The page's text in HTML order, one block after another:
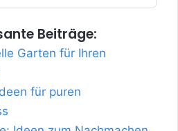
Beiträge:
Garten für Ihren
für puren